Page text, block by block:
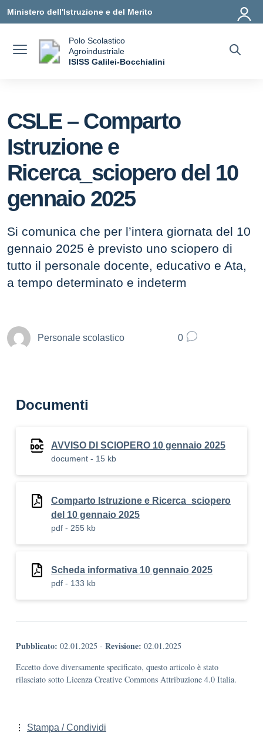
Ministero dell'Istruzione e del Merito
Polo Scolastico
Agroindustriale
ISISS Galilei-Bocchialini
CSLE – Comparto
Istruzione e
Ricerca_sciopero del 10
gennaio 2025
Si comunica che per l’intera giornata del 10
gennaio 2025 è previsto uno sciopero di
tutto il personale docente, educativo e Ata,
a tempo determinato e indeterm
Personale scolastico 0
Documenti
AVVISO DI SCIOPERO 10 gennaio 2025
document - 15 kb
Comparto Istruzione e Ricerca_sciopero
del 10 gennaio 2025
pdf - 255 kb
Scheda informativa 10 gennaio 2025
pdf - 133 kb
Pubblicato: 02.01.2025 - Revisione: 02.01.2025
Eccetto dove diversamente specificato, questo articolo è stato
rilasciato sotto Licenza Creative Commons Attribuzione 4.0 Italia.
Stampa / Condividi